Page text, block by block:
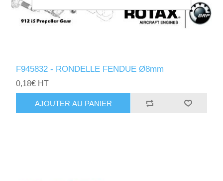
F945832 - RONDELLE FENDUE Ø8mm
0,18€ HT
AJOUTER AU PANIER